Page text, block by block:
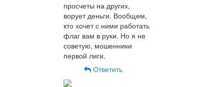
просчеты на других,
ворует деньги. Вообщем,
кто хочет с ними работать
флаг вам в руки. Но я не
советую, мошенники
первой лиги.
Ответить